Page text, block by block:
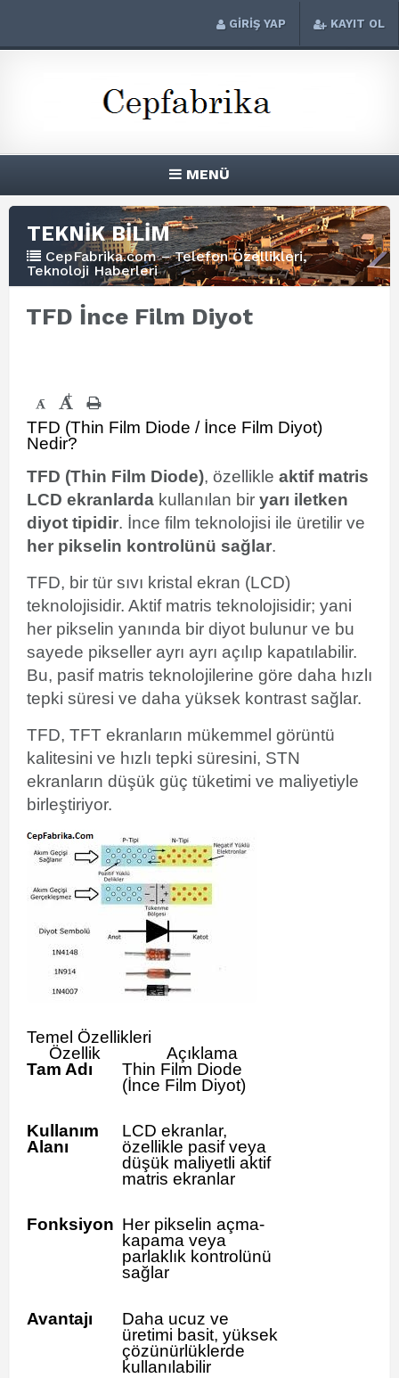
GİRİŞ YAP KAYIT OL
MENÜ
TEKNİK BİLİM
CepFabrika.com – Telefon Özellikleri,
Teknoloji Haberleri
TFD İnce Film Diyot
- +
TFD (Thin Film Diode / İnce Film Diyot)
Nedir?
TFD (Thin Film Diode), özellikle aktif matris
LCD ekranlarda kullanılan bir yarı iletken
diyot tipidir. İnce film teknolojisi ile üretilir ve
her pikselin kontrolünü sağlar.
TFD, bir tür sıvı kristal ekran (LCD)
teknolojisidir. Aktif matris teknolojisidir; yani
her pikselin yanında bir diyot bulunur ve bu
sayede pikseller ayrı ayrı açılıp kapatılabilir.
Bu, pasif matris teknolojilerine göre daha hızlı
tepki süresi ve daha yüksek kontrast sağlar.
TFD, TFT ekranların mükemmel görüntü
kalitesini ve hızlı tepki süresini, STN
ekranların düşük güç tüketimi ve maliyetiyle
birleştiriyor.
Temel Özellikleri
Özellik
Açıklama
Tam Adı
Thin Film Diode
(İnce Film Diyot)
Kullanım
Alanı
LCD ekranlar,
özellikle pasif veya
düşük maliyetli aktif
matris ekranlar
Fonksiyon Her pikselin açma-
kapama veya
parlaklık kontrolünü
sağlar
Avantajı
Daha ucuz ve
üretimi basit, yüksek
çözünürlüklerde
kullanılabilir